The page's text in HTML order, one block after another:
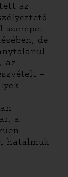
az
szerepet
de
az
–
a
hatalmuk